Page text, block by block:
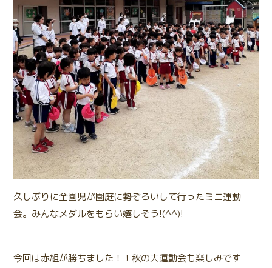
久しぶりに全園児が園庭に勢ぞろいして行ったミニ運動
会。みんなメダルをもらい嬉しそう!(^^)!
今回は赤組が勝ちました！！秋の大運動会も楽しみです